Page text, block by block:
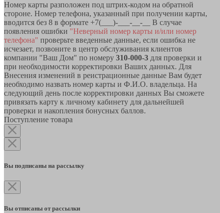
Номер карты разположен под штрих-кодом на обратной
стороне. Номер телефона, указанный при получении карты,
вводится без 8 в формате +7(___)-___-__-__ В случае
появления ошибки "Неверный номер карты и/или номер
телефона" проверьте введенные данные, если ошибка не
исчезает, позвоните в центр обслуживания клиентов
компании "Ваш Дом" по номеру 310-000-3 для проверки и
при необходимости корректировки Ваших данных. Для
Внесения изменений в реистрационные данные Вам будет
необходимо назвать номер карты и Ф.И.О. владельца. На
следующий день после корректировки данных Вы сможете
привязать карту к личному кабинету для дальнейшей
проверки и накопления бонусных баллов.
Поступление товара
Вы подписаны на рассылку
Вы отписаны от рассылки